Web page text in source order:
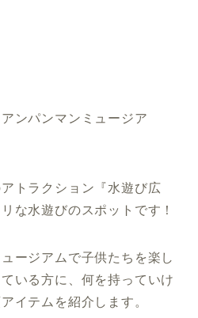
ンパンマンミュージア
トラクション『水遊び広
な水遊びのスポットです！
ージアムで子供たちを楽し
いる方に、何を持っていけ
イテムを紹介します。